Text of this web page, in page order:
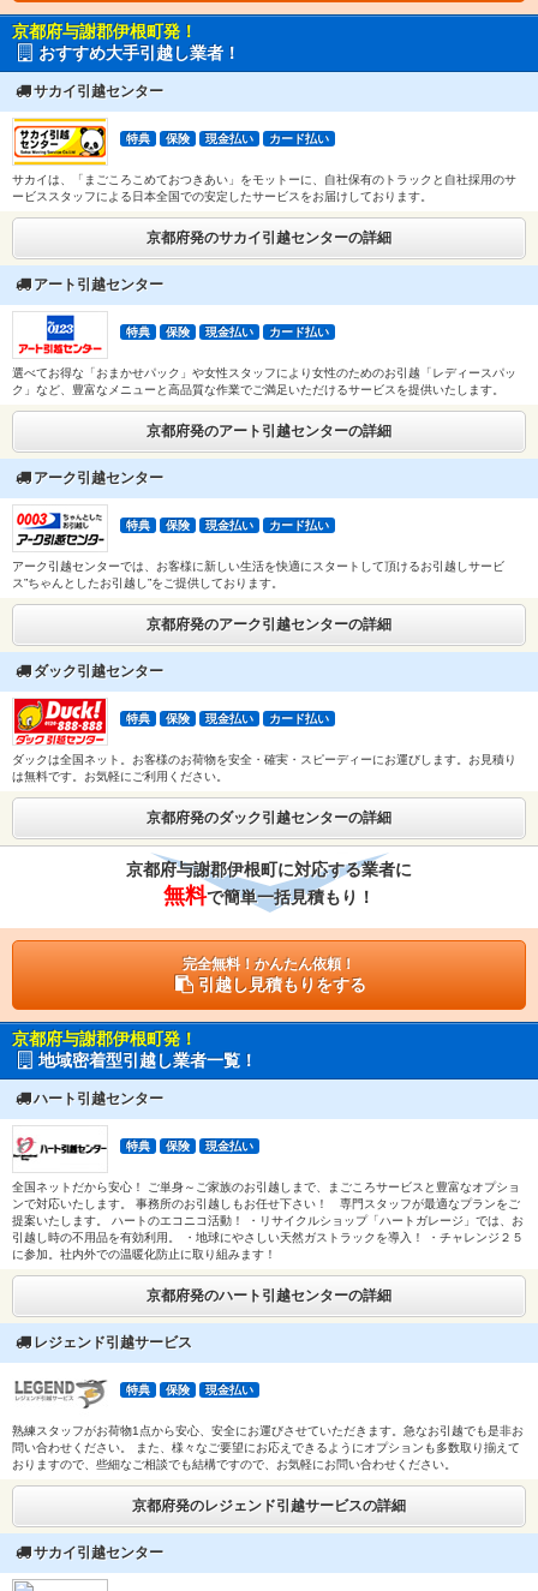
京都府与謝郡伊根町発！
おすすめ大手引越し業者！
サカイ引越センター
特典 保険 現金払い カード払い
サカイは、「まごころこめておつきあい」をモットーに、自社保有のトラックと自社採用のサ
ービススタッフによる日本全国での安定したサービスをお届けしております。
京都府発のサカイ引越センターの詳細
アート引越センター
特典 保険 現金払い カード払い
選べてお得な「おまかせパック」や女性スタッフにより女性のためのお引越「レディースパッ
ク」など、豊富なメニューと高品質な作業でご満足いただけるサービスを提供いたします。
京都府発のアート引越センターの詳細
アーク引越センター
特典 保険 現金払い カード払い
アーク引越センターでは、お客様に新しい生活を快適にスタートして頂けるお引越しサービ
ス”ちゃんとしたお引越し”をご提供しております。
京都府発のアーク引越センターの詳細
ダック引越センター
特典 保険 現金払い カード払い
ダックは全国ネット。お客様のお荷物を安全・確実・スピーディーにお運びします。お見積り
は無料です。お気軽にご利用ください。
京都府発のダック引越センターの詳細
京都府与謝郡伊根町に対応する業者に
無料で簡単一括見積もり！
完全無料！かんたん依頼！
引越し見積もりをする
京都府与謝郡伊根町発！
地域密着型引越し業者一覧！
ハート引越センター
特典 保険 現金払い
全国ネットだから安心！ ご単身～ご家族のお引越しまで、まごころサービスと豊富なオプショ
ンで対応いたします。 事務所のお引越しもお任せ下さい！ 専門スタッフが最適なプランをご
提案いたします。 ハートのエコニコ活動！ ・リサイクルショップ「ハートガレージ」では、お
引越し時の不用品を有効利用。 ・地球にやさしい天然ガストラックを導入！ ・チャレンジ２５
に参加。社内外での温暖化防止に取り組みます！
京都府発のハート引越センターの詳細
レジェンド引越サービス
特典 保険 現金払い
熟練スタッフがお荷物1点から安心、安全にお運びさせていただきます。急なお引越でも是非お
問い合わせください。 また、様々なご要望にお応えできるようにオプションも多数取り揃えて
おりますので、些細なご相談でも結構ですので、お気軽にお問い合わせください。
京都府発のレジェンド引越サービスの詳細
サカイ引越センター